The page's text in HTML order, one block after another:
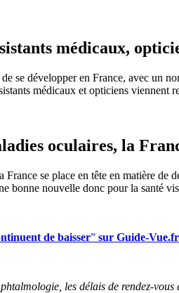
médicaux,
se développer en France, avec un
médicaux et opticiens
oculaires, la
se place en tête en matière
bonne nouvelle donc pour la santé
de baisser” sur Guide-
les délais de rendez-